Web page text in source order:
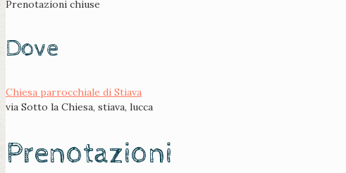
Prenotazioni chiuse
Dove
Chiesa parrocchiale di Stiava
via Sotto la Chiesa, stiava, lucca
Prenotazioni